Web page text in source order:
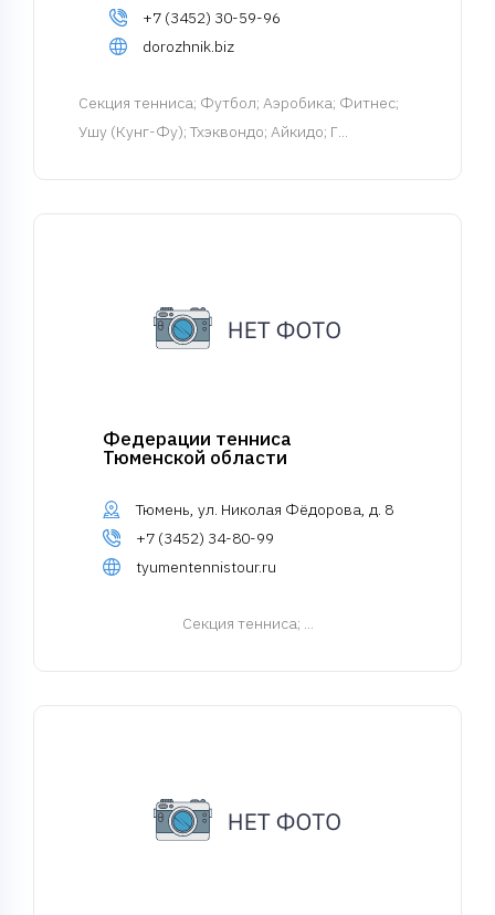
+7 (3452) 30-59-96
dorozhnik.biz
Cекция тенниса; Футбол; Аэробика; Фитнес;
Ушу (Кунг-Фу); Тхэквондо; Айкидо; Г...
Федерации тенниса
Тюменской области
Тюмень, ул. Николая Фёдорова, д. 8
+7 (3452) 34-80-99
tyumentennistour.ru
Cекция тенниса; ...